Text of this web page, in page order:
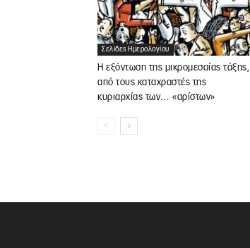
Σελίδες Ημερολογίου
Η εξόντωση της μικρομεσαίας τάξης,
από τους καταχραστές της
κυριαρχίας των… «αρίστων»